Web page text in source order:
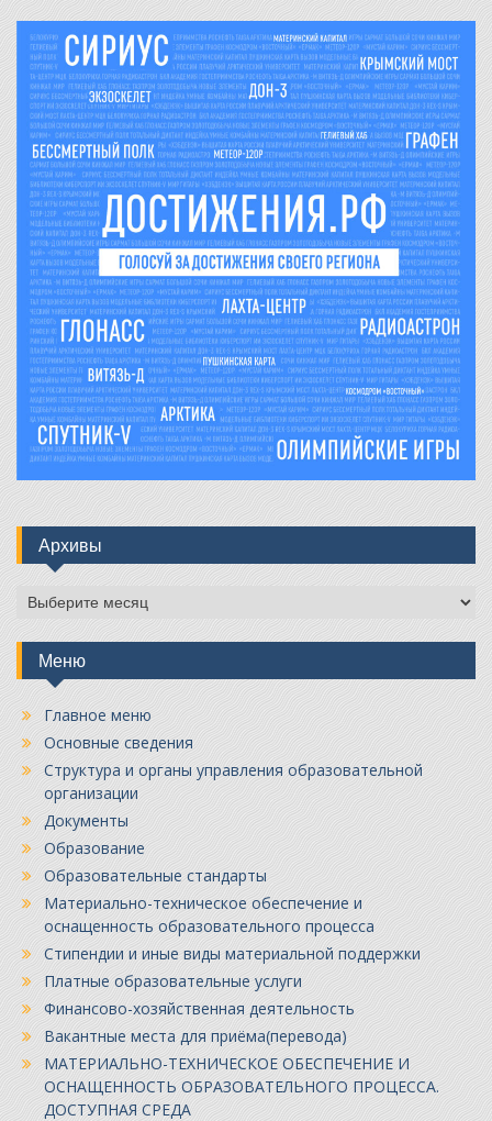
Архивы
Архивы
Меню
Главное меню
Основные сведения
Структура и органы управления образовательной
организации
Документы
Образование
Образовательные стандарты
Материально-техническое обеспечение и
оснащенность образовательного процесса
Стипендии и иные виды материальной поддержки
Платные образовательные услуги
Финансово-хозяйственная деятельность
Вакантные места для приёма(перевода)
МАТЕРИАЛЬНО-ТЕХНИЧЕСКОЕ ОБЕСПЕЧЕНИЕ И
ОСНАЩЕННОСТЬ ОБРАЗОВАТЕЛЬНОГО ПРОЦЕССА.
ДОСТУПНАЯ СРЕДА